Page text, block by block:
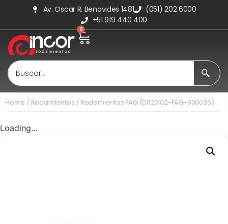
Av. Oscar R. Benavides 1481
(051) 202 6000
+51 919 440 400
0
Home / Rodamientos / Rodamientos FAG (01120102-FAG-000036)
Loading...